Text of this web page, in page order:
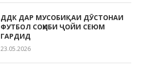
ДДК ДАР МУСОБИҚАИ ДӮСТОНАИ
ФУТБОЛ СОҲИБИ ҶОЙИ СЕЮМ
ГАРДИД
23.05.2026